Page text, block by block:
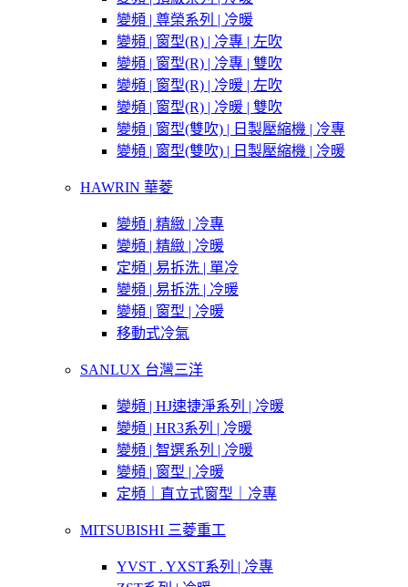
變頻 | 尊榮系列 | 冷暖
變頻 | 窗型(R) | 冷專 | 左吹
變頻 | 窗型(R) | 冷專 | 雙吹
變頻 | 窗型(R) | 冷暖 | 左吹
變頻 | 窗型(R) | 冷暖 | 雙吹
變頻 | 窗型(雙吹) | 日製壓縮機 | 冷專
變頻 | 窗型(雙吹) | 日製壓縮機 | 冷暖
HAWRIN 華菱
變頻 | 精緻 | 冷專
變頻 | 精緻 | 冷暖
定頻 | 易拆洗 | 單冷
變頻 | 易拆洗 | 冷暖
變頻 | 窗型 | 冷暖
移動式冷氣
SANLUX 台灣三洋
變頻 | HJ速捷淨系列 | 冷暖
變頻 | HR3系列 | 冷暖
變頻 | 智選系列 | 冷暖
變頻 | 窗型 | 冷暖
定頻｜直立式窗型｜冷專
MITSUBISHI 三菱重工
YVST . YXST系列 | 冷專